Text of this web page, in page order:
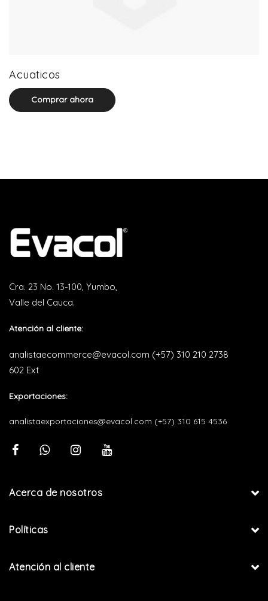
Acuaticos
Comprar ahora
Cra. 23 No. 13-100, Yumbo,
Valle del Cauca.
Atención al cliente:
analistaecommerce@evacol.com (+57) 310 210 2738
602 Ext
Exportaciones:
analistaexportaciones@evacol.com (+57) 310 615 4536
Acerca de nosotros
Políticas
Atención al cliente